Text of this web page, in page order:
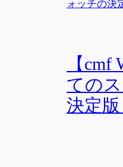
【cmf
ての
決定版